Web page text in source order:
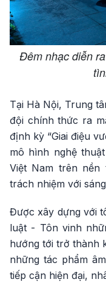
Đêm nhạc diễn
Tại Hà Nội, Trung
đội chính thức ra
định kỳ “Giai điệu
mô hình nghệ
Việt Nam trên nền
trách nhiệm với
Được xây dựng với
luật - Tôn vinh
hướng tới trở thành
những tác phẩm
tiếp cận hiện đại,